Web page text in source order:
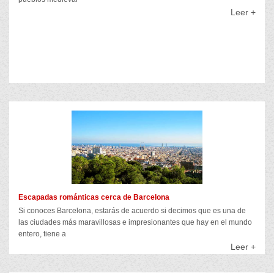
Leer +
Escapadas románticas cerca de Barcelona
Si conoces Barcelona, estarás de acuerdo si decimos que es una de
las ciudades más maravillosas e impresionantes que hay en el mundo
entero, tiene a
Leer +